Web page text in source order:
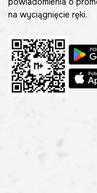
na wyciągnięcie ręki.